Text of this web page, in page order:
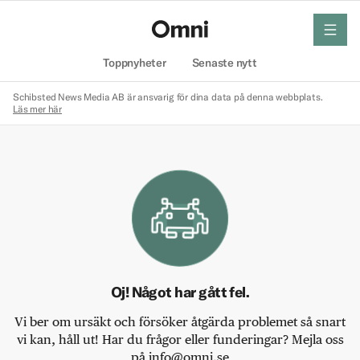
Toppnyheter Senaste nytt
meny
Schibsted News Media AB är ansvarig för dina data på denna webbplats.
Läs mer här
Oj! Något har gått fel.
Vi ber om ursäkt och försöker åtgärda problemet så snart
vi kan, håll ut! Har du frågor eller funderingar? Mejla oss